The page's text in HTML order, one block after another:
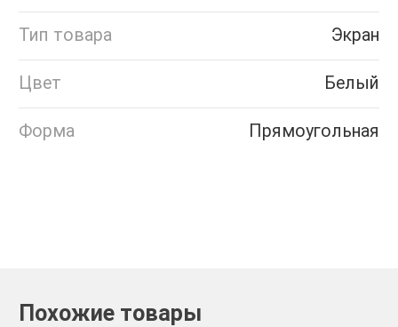
Тип товара Экран
Цвет Белый
Форма Прямоугольная
Похожие товары